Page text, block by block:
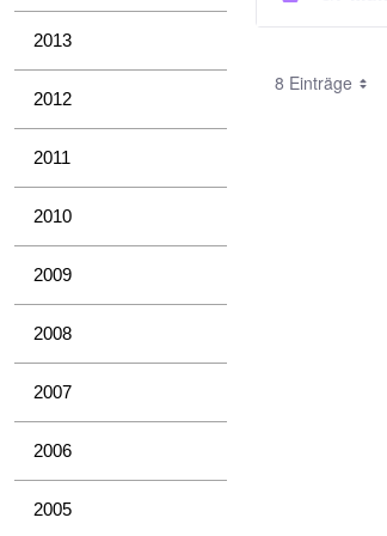
2013
2012
2011
2010
2009
2008
2007
2006
2005
8 Einträge